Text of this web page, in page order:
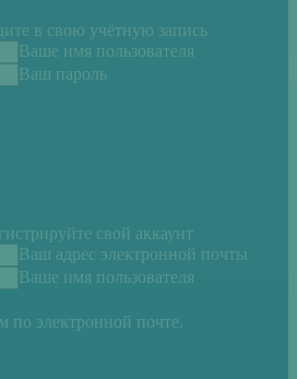
в свою учётную запись
Ваше имя пользователя
Ваш пароль
свой аккаунт
Ваш адрес электронной почты
Ваше имя пользователя
по электронной почте.